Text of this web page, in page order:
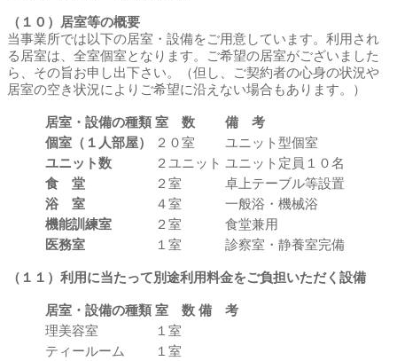
（１０）居室等の概要
当事業所では以下の居室・設備をご用意しています。利用され
る居室は、全室個室となります。ご希望の居室がございました
ら、その旨お申し出下さい。（但し、ご契約者の心身の状況や
居室の空き状況によりご希望に沿えない場合もあります。）
居室・設備の種類 室 数
備 考
個室（１人部屋）
２０室
ユニット型個室
ユニット数
２ユニット ユニット定員１０名
食 堂
２室
卓上テーブル等設置
浴 室
４室
一般浴・機械浴
機能訓練室
２室
食堂兼用
医務室
１室 診察室・静養室完備
（１１）利用に当たって別途利用料金をご負担いただく設備
居室・設備の種類 室 数 備 考
理美容室
１室
ティールーム
１室